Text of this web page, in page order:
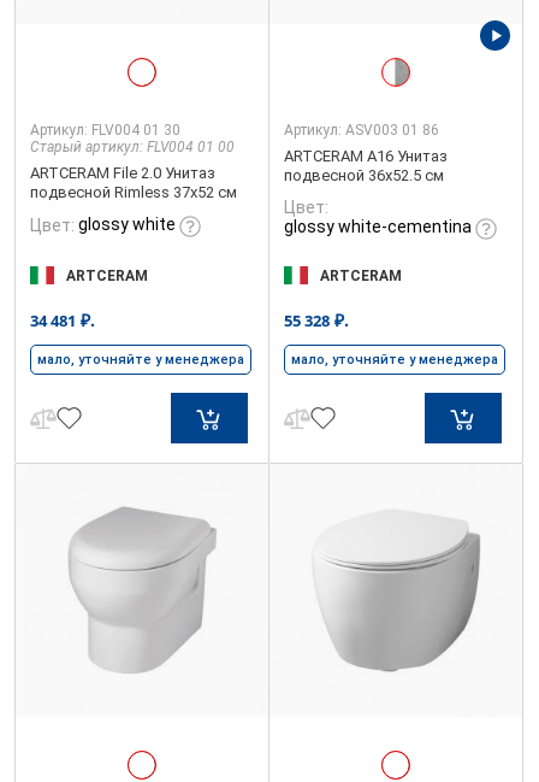
Артикул: FLV004 01 30
Старый артикул: FLV004 01 00
ARTCERAM File 2.0 Унитаз
подвесной Rimless 37x52 см
Цвет: glossy white
ARTCERAM
34 481 ₽.
мало, уточняйте у менеджера
Артикул: ASV003 01 86
ARTCERAM A16 Унитаз
подвесной 36х52.5 см
Цвет:
glossy white-cementina
ARTCERAM
55 328 ₽.
мало, уточняйте у менеджера